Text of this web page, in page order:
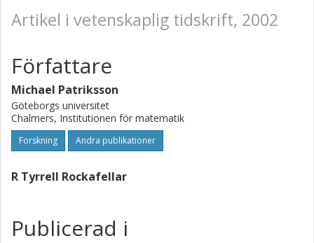
Artikel i vetenskaplig tidskrift, 2002
Författare
Michael Patriksson
Göteborgs universitet
Chalmers, Institutionen för matematik
Forskning Andra publikationer
R Tyrrell Rockafellar
Publicerad i